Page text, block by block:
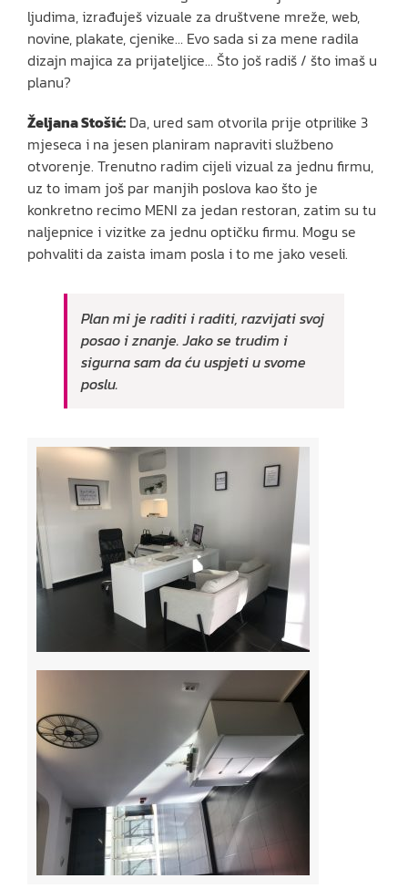
ljudima, izrađuješ vizuale za društvene mreže, web,
novine, plakate, cjenike… Evo sada si za mene radila
dizajn majica za prijateljice… Što još radiš / što imaš u
planu?
Željana Stošić: Da, ured sam otvorila prije otprilike 3
mjeseca i na jesen planiram napraviti službeno
otvorenje. Trenutno radim cijeli vizual za jednu firmu,
uz to imam još par manjih poslova kao što je
konkretno recimo MENI za jedan restoran, zatim su tu
naljepnice i vizitke za jednu optičku firmu. Mogu se
pohvaliti da zaista imam posla i to me jako veseli.
Plan mi je raditi i raditi, razvijati svoj
posao i znanje. Jako se trudim i
sigurna sam da ću uspjeti u svome
poslu.